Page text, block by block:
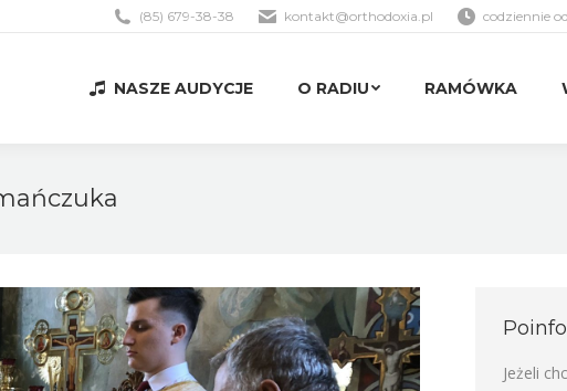
(85) 679-38-38 kontakt@orthodoxia.pl codziennie
NASZE AUDYCJE O RADIU RAMÓWKA
Jeżeli